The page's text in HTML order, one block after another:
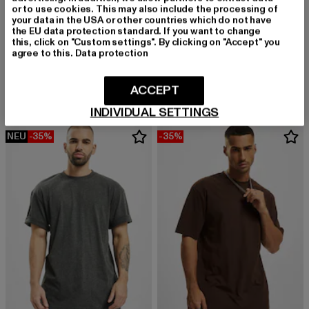
URBAN CLASSICS
Derzeitiger Preis: 12,99 EURAktionspreis: 19,99 EUR
26,94 EUR
Derzeitiger Preis: 26,94 EUR
NEU -35% -35%
or to use cookies. This may also include the processing of
your data in the USA or other countries which do not have
the EU data protection standard. If you want to change
this, click on "Custom settings". By clicking on "Accept" you
agree to this. Data protection
INDIVIDUAL SETTINGS
ACCEPT